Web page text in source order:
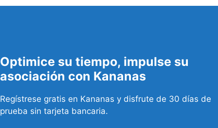
Optimice su tiempo, impulse su
asociación con Kananas
Regístrese gratis en Kananas y disfrute de 30 días de
prueba sin tarjeta bancaria.